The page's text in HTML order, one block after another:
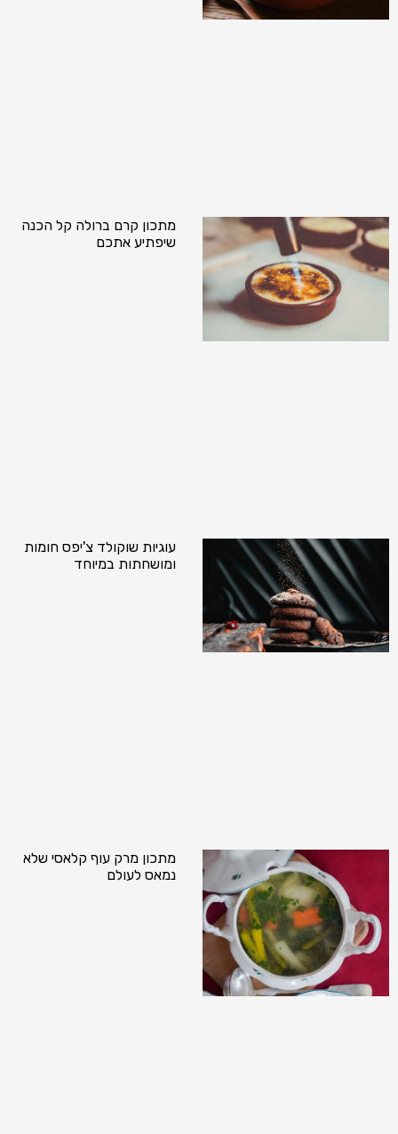
מתכון קרם ברולה קל הכנה
שיפתיע אתכם
עוגיות שוקולד צ'יפס חומות
ומושחתות במיוחד
מתכון מרק עוף קלאסי שלא
נמאס לעולם